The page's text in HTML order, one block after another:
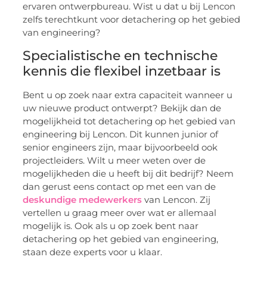
ervaren ontwerpbureau. Wist u dat u bij Lencon
zelfs terechtkunt voor detachering op het gebied
van engineering?
Specialistische en technische
kennis die flexibel inzetbaar is
Bent u op zoek naar extra capaciteit wanneer u
uw nieuwe product ontwerpt? Bekijk dan de
mogelijkheid tot detachering op het gebied van
engineering bij Lencon. Dit kunnen junior of
senior engineers zijn, maar bijvoorbeeld ook
projectleiders. Wilt u meer weten over de
mogelijkheden die u heeft bij dit bedrijf? Neem
dan gerust eens contact op met een van de
deskundige medewerkers van Lencon. Zij
vertellen u graag meer over wat er allemaal
mogelijk is. Ook als u op zoek bent naar
detachering op het gebied van engineering,
staan deze experts voor u klaar.